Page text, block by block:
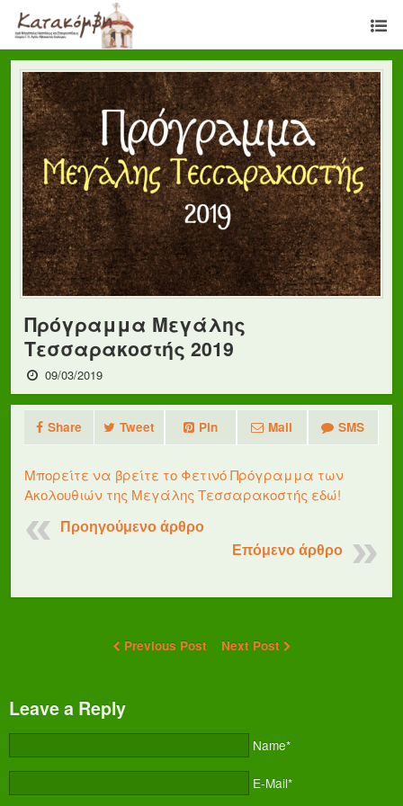
Πρόγραμμα Μεγάλης
Τεσσαρακοστής 2019
09/03/2019
Share Tweet Pin Mail SMS
Μπορείτε να βρείτε το Φετινό Πρόγραμμα των
Ακολουθιών της Μεγάλης Τεσσαρακοστής εδώ!
Προηγούμενο άρθρο
Επόμενο άρθρο
Previous Post Next Post
Leave a Reply
Name*
E-Mail*